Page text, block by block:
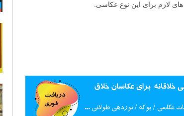
لازم برای این نوع عکاسی.